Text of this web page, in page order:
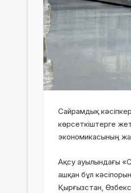
Сайрамдық
көрсеткіштерге
экономикасының
Ақсу ауылындағы
ашқан бұл
Қырғызстан,